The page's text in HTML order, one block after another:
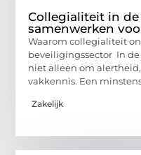
Collegialiteit in
samenwerken
Waarom collegialiteit
beveiligingssector In
niet alleen om
vakkennis. Een
Zakelijk